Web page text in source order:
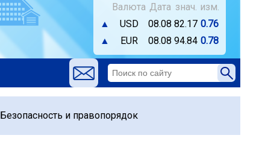
Валюта Дата знач. изм.
▲
USD 08.08 82.17 0.76
▲
EUR 08.08 94.84 0.78
Безопасность и правопорядок